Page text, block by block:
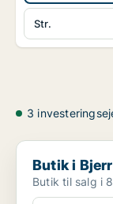
Str.
3
Butik i Bjerringbro
Butik i
Butik til salg i